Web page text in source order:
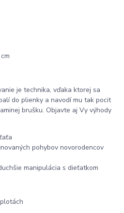
je technika, vďaka ktorej sa
do plienky a navodí mu tak pocit
brušku. Objavte aj Vy výhody
pohybov novorodencov
manipulácia s dieťatkom